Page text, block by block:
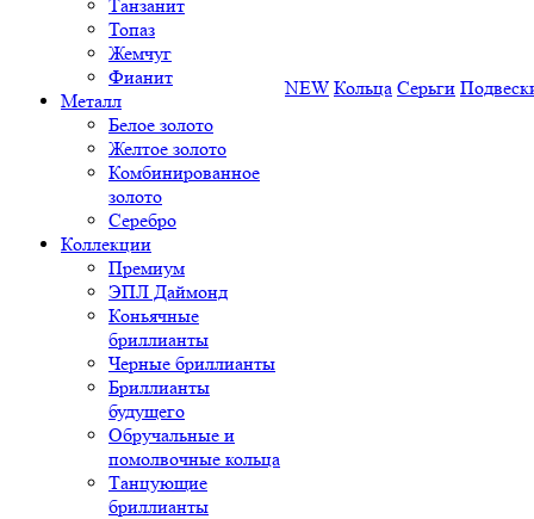
Танзанит
Топаз
Жемчуг
Фианит
Металл
Белое золото
Желтое золото
Комбинированное
золото
Серебро
Коллекции
Премиум
ЭПЛ Даймонд
Коньячные
бриллианты
Черные бриллианты
Бриллианты
будущего
Обручальные и
помолвочные кольца
Танцующие
бриллианты
NEW Кольца Серьги